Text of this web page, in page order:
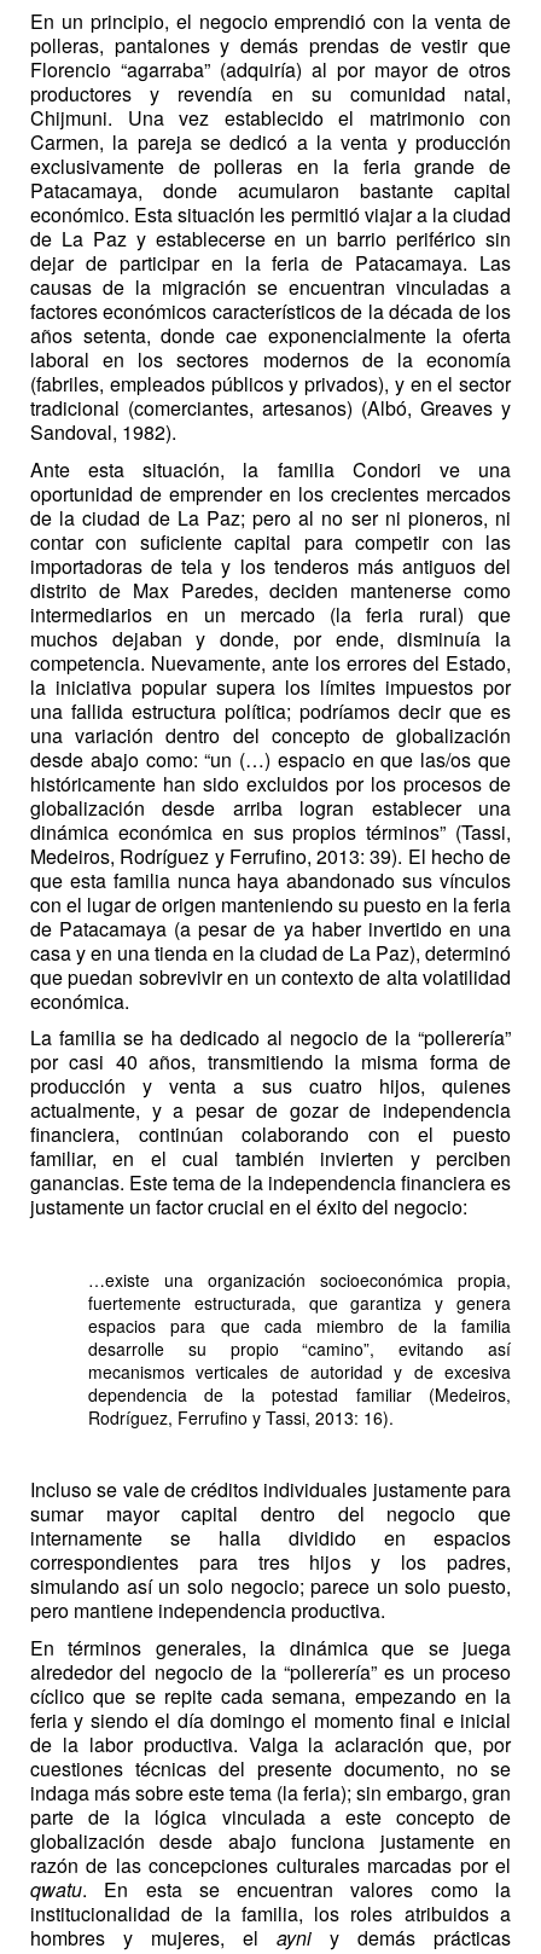
En un principio, el negocio emprendió con la venta de
polleras, pantalones y demás prendas de vestir que
Florencio “agarraba” (adquiría) al por mayor de otros
productores y revendía en su comunidad natal,
Chijmuni. Una vez establecido el matrimonio con
Carmen, la pareja se dedicó a la venta y producción
exclusivamente de polleras en la feria grande de
Patacamaya, donde acumularon bastante capital
económico. Esta situación les permitió viajar a la ciudad
de La Paz y establecerse en un barrio periférico sin
dejar de participar en la feria de Patacamaya. Las
causas de la migración se encuentran vinculadas a
factores económicos característicos de la década de los
años setenta, donde cae exponencialmente la oferta
laboral en los sectores modernos de la economía
(fabriles, empleados públicos y privados), y en el sector
tradicional (comerciantes, artesanos) (Albó, Greaves y
Sandoval, 1982).
Ante esta situación, la familia Condori ve una
oportunidad de emprender en los crecientes mercados
de la ciudad de La Paz; pero al no ser ni pioneros, ni
contar con suficiente capital para competir con las
importadoras de tela y los tenderos más antiguos del
distrito de Max Paredes, deciden mantenerse como
intermediarios en un mercado (la feria rural) que
muchos dejaban y donde, por ende, disminuía la
competencia. Nuevamente, ante los errores del Estado,
la iniciativa popular supera los límites impuestos por
una fallida estructura política; podríamos decir que es
una variación dentro del concepto de globalización
desde abajo como: “un (…) espacio en que las/os que
históricamente han sido excluidos por los procesos de
globalización desde arriba logran establecer una
dinámica económica en sus propios términos” (Tassi,
Medeiros, Rodríguez y Ferrufino, 2013: 39). El hecho de
que esta familia nunca haya abandonado sus vínculos
con el lugar de origen manteniendo su puesto en la feria
de Patacamaya (a pesar de ya haber invertido en una
casa y en una tienda en la ciudad de La Paz), determinó
que puedan sobrevivir en un contexto de alta volatilidad
económica.
La familia se ha dedicado al negocio de la “pollerería”
por casi 40 años, transmitiendo la misma forma de
producción y venta a sus cuatro hijos, quienes
actualmente, y a pesar de gozar de independencia
financiera, continúan colaborando con el puesto
familiar, en el cual también invierten y perciben
ganancias. Este tema de la independencia financiera es
justamente un factor crucial en el éxito del negocio:
…existe una organización socioeconómica propia,
fuertemente estructurada, que garantiza y genera
espacios para que cada miembro de la familia
desarrolle su propio “camino”, evitando así
mecanismos verticales de autoridad y de excesiva
dependencia de la potestad familiar (Medeiros,
Rodríguez, Ferrufino y Tassi, 2013: 16).
Incluso se vale de créditos individuales justamente para
sumar mayor capital dentro del negocio que
internamente se halla dividido en espacios
correspondientes para tres hijos y los padres,
simulando así un solo negocio; parece un solo puesto,
pero mantiene independencia productiva.
En términos generales, la dinámica que se juega
alrededor del negocio de la “pollerería” es un proceso
cíclico que se repite cada semana, empezando en la
feria y siendo el día domingo el momento final e inicial
de la labor productiva. Valga la aclaración que, por
cuestiones técnicas del presente documento, no se
indaga más sobre este tema (la feria); sin embargo, gran
parte de la lógica vinculada a este concepto de
globalización desde abajo funciona justamente en
razón de las concepciones culturales marcadas por el
qwatu. En esta se encuentran valores como la
institucionalidad de la familia, los roles atribuidos a
hombres y mujeres, el ayni y demás prácticas